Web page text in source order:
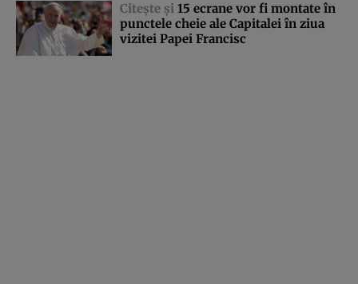
Citeşte şi 15 ecrane vor fi montate în
punctele cheie ale Capitalei în ziua
vizitei Papei Francisc